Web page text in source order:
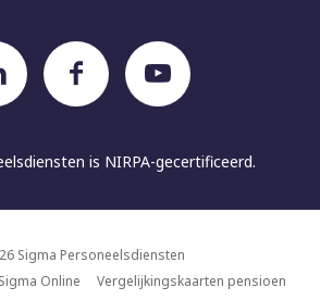
is NIRPA-gecertificeerd.
Sigma Personeelsdiensten
Online
Vergelijkingskaarten pensioen